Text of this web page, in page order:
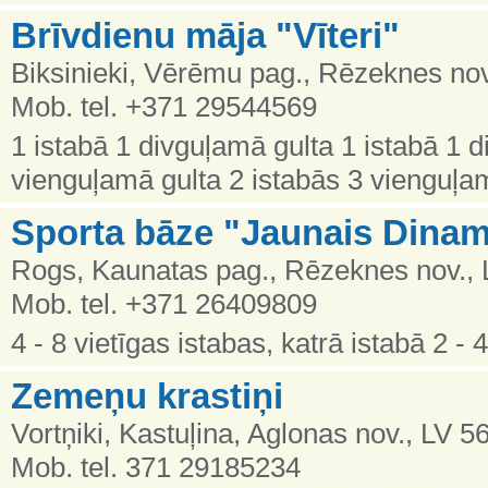
Brīvdienu māja "Vīteri"
Biksinieki, Vērēmu pag., Rēzeknes
Mob. tel. +371 29544569
1 istabā 1 divguļamā gulta 1 istabā 1
vienguļamā gulta 2 istabās 3
Sporta bāze "Jaunais
Rogs, Kaunatas pag., Rēzeknes nov.,
Mob. tel. +371 26409809
4 - 8 vietīgas istabas, katrā istabā 2 -
Zemeņu krastiņi
Vortņiki, Kastuļina, Aglonas nov., LV
Mob. tel. 371 29185234